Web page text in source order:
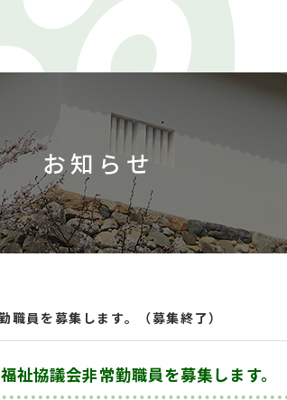
お知らせ
職員を募集します。（募集終了）
祉協議会非常勤職員を募集します。